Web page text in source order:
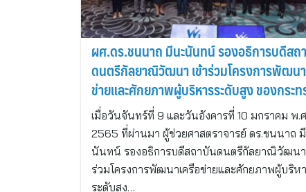
ผศ.ดร.ชนนาถ มีนะนันทน์ รองอธิการบดีสถ
ดนตรีกัลยาณิวัฒนา เข้าร่วมโครงการพัฒน
ข่ายและศักยภาพผู้บริหารระดับสูง ของกระ
วงอว.
เมื่อวันจันทร์ที่ 9 และวันอังคารที่ 10 มกราคม พ.
2565 ที่ผ่านมา ผู้ช่วยศาสตราจารย์ ดร.ชนนาถ
นันทน์ รองอธิการบดีสถาบันดนตรีกัลยาณิวัฒนา
ร่วมโครงการพัฒนาเครือข่ายและศักยภาพผู้บริห
ระดับสูง…